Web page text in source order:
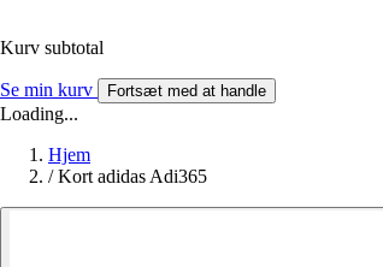
Kurv subtotal
Se min kurv Fortsæt med at handle
Loading...
Hjem
/ Kort adidas Adi365